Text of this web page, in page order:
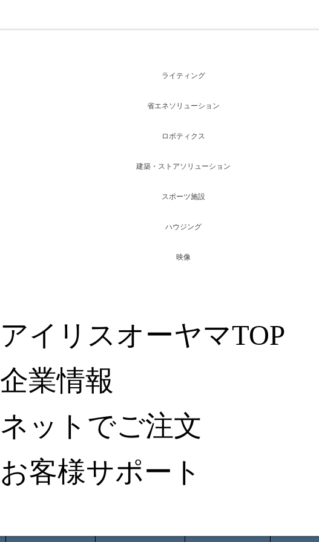
アイリスオーヤマTOP
企業情報
ネットでご注文
お客様サポート
ライティング
省エネソリューション
ロボティクス
建築・ストアソリューション
スポーツ施設
ハウジング
映像